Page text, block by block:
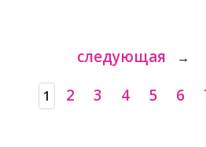
следующая →
1 2 3 4 5 6